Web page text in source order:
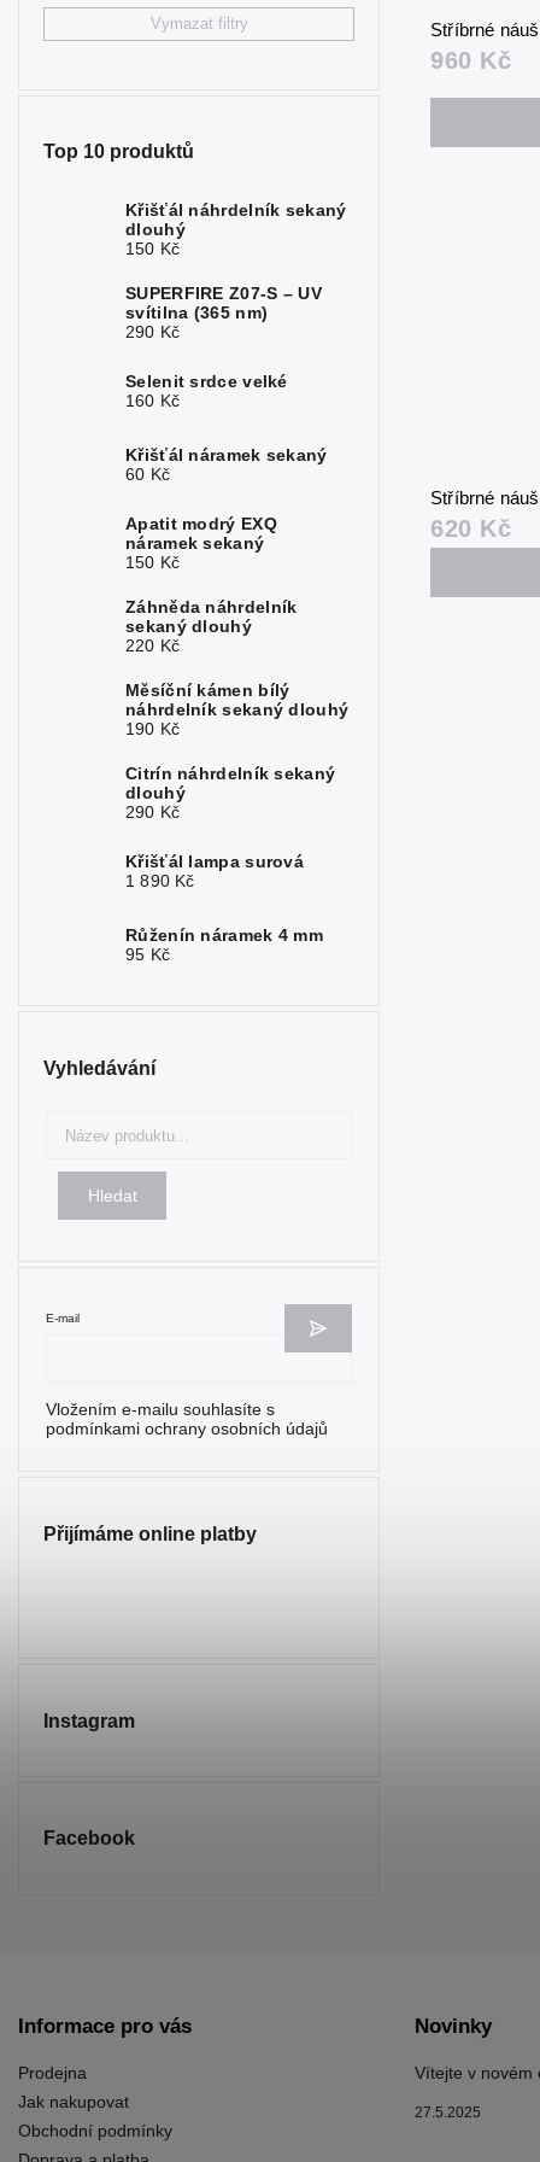
0
Malachit
3
0
0
0
0
0
0
Fosfosiderit
Vymazat filtry
Top 10 produktů
Křišťál náhrdelník sekaný
dlouhý
150 Kč
SUPERFIRE Z07-S – UV
svítilna (365 nm)
290 Kč
Selenit srdce velké
160 Kč
Křišťál náramek sekaný
60 Kč
Apatit modrý EXQ
náramek sekaný
150 Kč
Záhněda náhrdelník
sekaný dlouhý
220 Kč
Měsíční kámen bílý
náhrdelník sekaný dlouhý
190 Kč
Citrín náhrdelník sekaný
dlouhý
290 Kč
Křišťál lampa surová
1 890 Kč
Růženín náramek 4 mm
95 Kč
Vyhledávání
Hledat
E-mail
Vložením e-mailu souhlasíte s
podmínkami ochrany osobních údajů
Přijímáme online platby
Instagram
Facebook
Stříbrné
960 Kč
Stříbrné
620 Kč
Informace pro vás
Prodejna
Jak nakupovat
Obchodní podmínky
Novinky
Vítejte v novém
27.5.2025